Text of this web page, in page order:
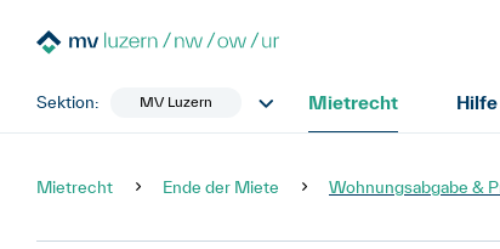
Sektion: MV Luzern Mietrecht
Mietrecht Ende der Miete Wohnungsabgabe &